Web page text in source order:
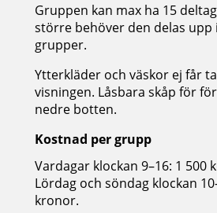
Gruppen kan max ha 15
större behöver den delas upp
grupper.
Ytterkläder och väskor ej får
visningen. Låsbara skåp för
nedre botten.
Kostnad per grupp
Vardagar klockan 9–16: 1 500
Lördag och söndag klockan
kronor.